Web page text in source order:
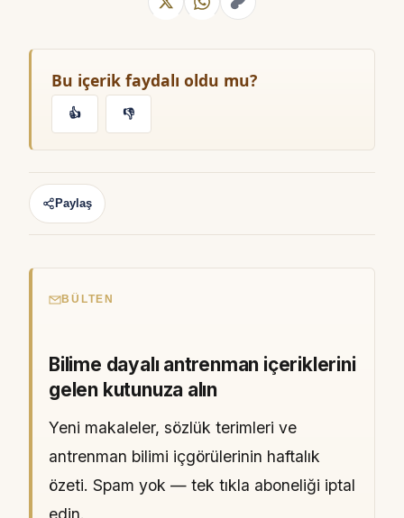
Bu içerik faydalı oldu mu?
👍 👎
Paylaş
BÜLTEN
Bilime dayalı antrenman içeriklerini
gelen kutunuza alın
Yeni makaleler, sözlük terimleri ve
antrenman bilimi içgörülerinin haftalık
özeti. Spam yok — tek tıkla aboneliği iptal